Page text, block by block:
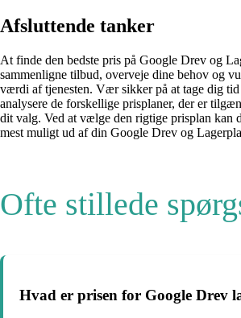
Afsluttende tanker
At finde den bedste pris på Google Drev og
sammenligne tilbud, overveje dine behov og
værdi af tjenesten. Vær sikker på at tage dig tid
analysere de forskellige prisplaner, der er
dit valg. Ved at vælge den rigtige prisplan kan
mest muligt ud af din Google Drev og
Ofte stillede
Hvad er prisen for Google Drev